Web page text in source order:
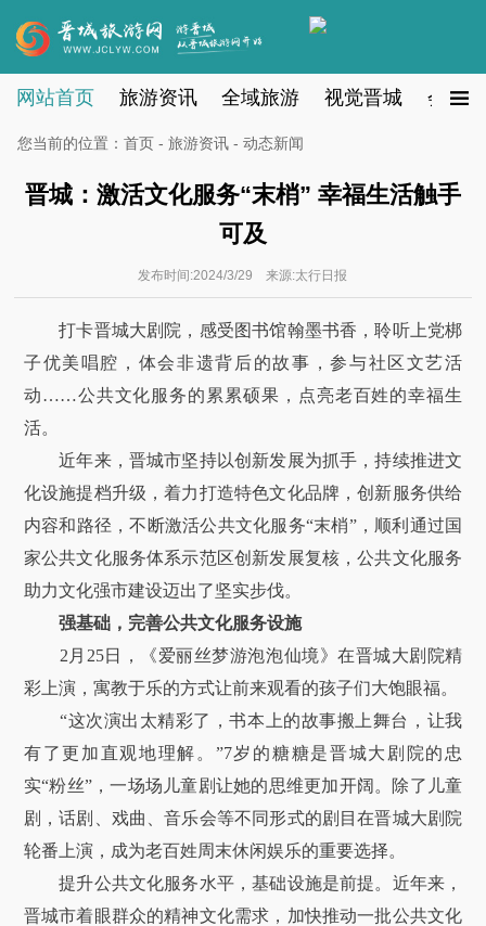
网站首页 旅游资讯 全域旅游 视觉晋城 会员
您当前的位置： 首页 - 旅游资讯 - 动态新闻
晋城：激活文化服务“末梢” 幸福生活触手
可及
发布时间:2024/3/29 来源:太行日报
打卡晋城大剧院，感受图书馆翰墨书香，聆听上党梆
子优美唱腔，体会非遗背后的故事，参与社区文艺活
动……公共文化服务的累累硕果，点亮老百姓的幸福生
活。
近年来，晋城市坚持以创新发展为抓手，持续推进文
化设施提档升级，着力打造特色文化品牌，创新服务供给
内容和路径，不断激活公共文化服务“末梢”，顺利通过国
家公共文化服务体系示范区创新发展复核，公共文化服务
助力文化强市建设迈出了坚实步伐。
强基础，完善公共文化服务设施
2月25日，《爱丽丝梦游泡泡仙境》在晋城大剧院精
彩上演，寓教于乐的方式让前来观看的孩子们大饱眼福。
“这次演出太精彩了，书本上的故事搬上舞台，让我
有了更加直观地理解。”7岁的糖糖是晋城大剧院的忠
实“粉丝”，一场场儿童剧让她的思维更加开阔。除了儿童
剧，话剧、戏曲、音乐会等不同形式的剧目在晋城大剧院
轮番上演，成为老百姓周末休闲娱乐的重要选择。
提升公共文化服务水平，基础设施是前提。近年来，
晋城市着眼群众的精神文化需求，加快推动一批公共文化